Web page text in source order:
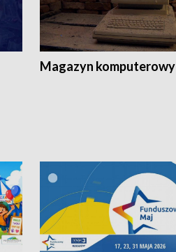
Magazyn komputerowy